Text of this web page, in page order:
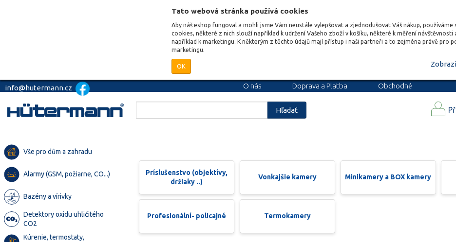
Tato webová stránka používá cookies
Aby náš eshop fungoval a mohli jsme Vám neustále vylepšovat a zjednodušovat Váš nákup, používáme
cookies, některé z nich slouží například k udržení Vašeho zboží v košíku, některé k měření návštěvnosti
například k marketingu. K některým z těchto údajů mají přístup i naši partneři a to zejména právě pro
marketingu.
OK
info@hutermann.cz O nás Doprava a Platba
Obchodné
Hľadať
Vše pro dům a zahradu
Alarmy (GSM, požiarne, CO...)
Bazény a vírivky
Detektory oxidu uhličitého
CO2
Kúrenie, termostaty,
Príslušenstvo (objektívy,
držiaky ..)
Vonkajšie kamery Minikamery a BOX kamery
Profesionální- policajné Termokamery